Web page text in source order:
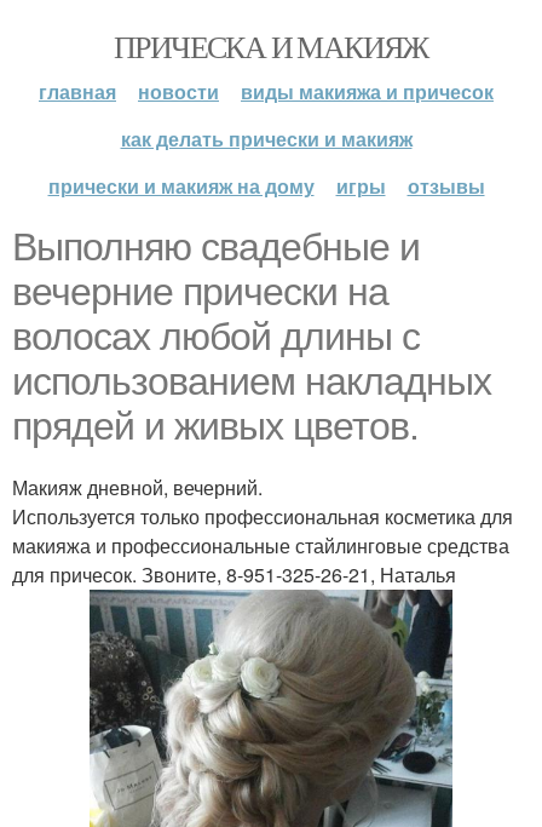
ПРИЧЕСКА И МАКИЯЖ
главная новости
виды макияжа и причесок
как делать прически и макияж
прически и макияж на дому
игры отзывы
Выполняю свадебные и
вечерние прически на
волосах любой длины с
использованием накладных
прядей и живых цветов.
Макияж дневной, вечерний.
Используется только профессиональная косметика для
макияжа и профессиональные стайлинговые средства
для причесок. Звоните, 8-951-325-26-21, Наталья